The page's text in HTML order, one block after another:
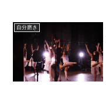
自分磨き